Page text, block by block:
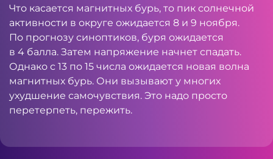
Что касается магнитных бурь, то пик солнечной
активности в округе ожидается 8 и 9 ноября.
По прогнозу синоптиков, буря ожидается
в 4 балла. Затем напряжение начнет спадать.
Однако с 13 по 15 числа ожидается новая волна
магнитных бурь. Они вызывают у многих
ухудшение самочувствия. Это надо просто
перетерпеть, пережить.